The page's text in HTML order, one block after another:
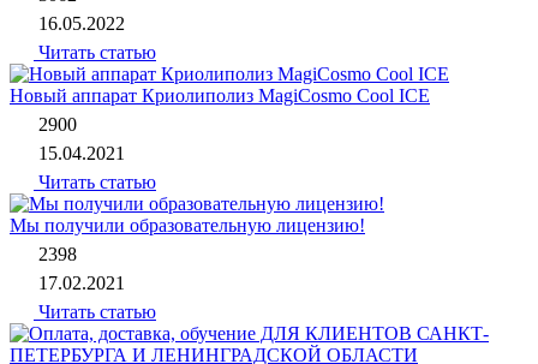
16.05.2022
Читать статью
Новый аппарат Криолиполиз MagiCosmo Cool ICE
2900
15.04.2021
Читать статью
Мы получили образовательную лицензию!
2398
17.02.2021
Читать статью